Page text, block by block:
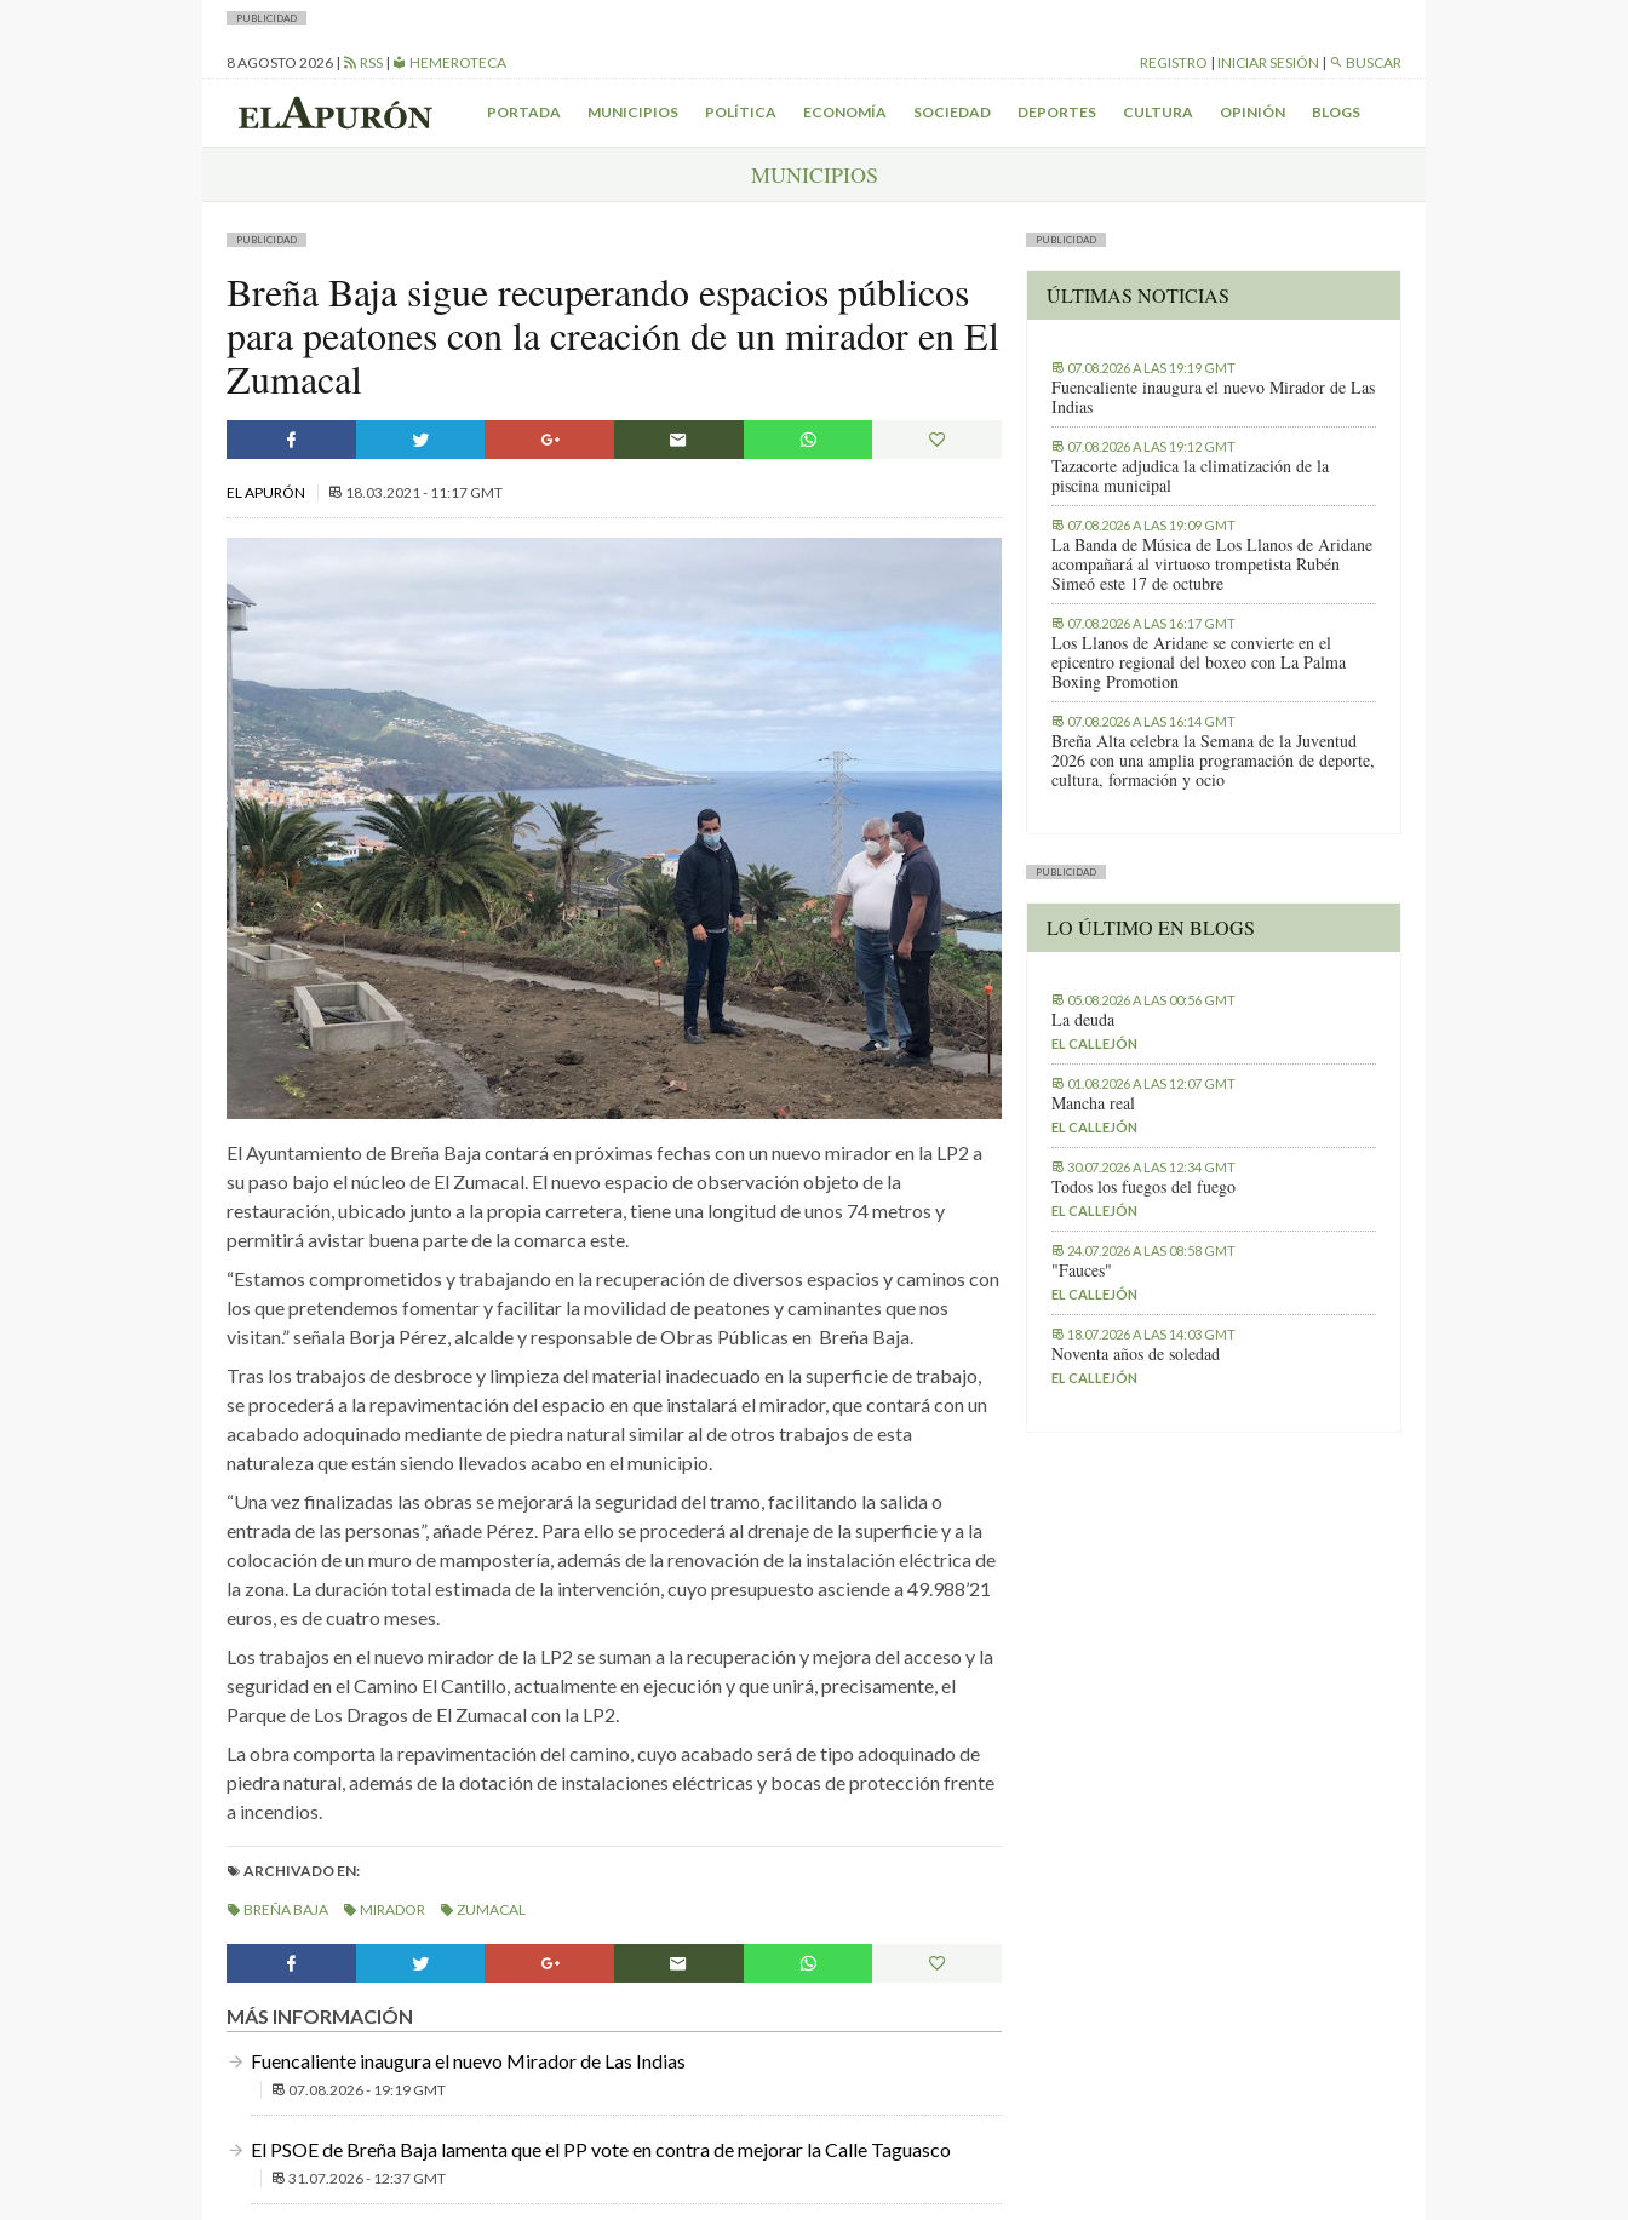
PUBLICIDAD
8 AGOSTO 2026 | RSS | HEMEROTECA REGISTRO | INICIAR SESIÓN | BUSCAR
PORTADA MUNICIPIOS POLÍTICA ECONOMÍA SOCIEDAD DEPORTES CULTURA OPINIÓN BLOGS
MUNICIPIOS
PUBLICIDAD
Breña Baja sigue recuperando espacios públicos
para peatones con la creación de un mirador en El
Zumacal
EL APURÓN 18.03.2021 - 11:17 GMT
El Ayuntamiento de Breña Baja contará en próximas fechas con un nuevo mirador en la LP2 a
su paso bajo el núcleo de El Zumacal. El nuevo espacio de observación objeto de la
restauración, ubicado junto a la propia carretera, tiene una longitud de unos 74 metros y
permitirá avistar buena parte de la comarca este.
“Estamos comprometidos y trabajando en la recuperación de diversos espacios y caminos con
los que pretendemos fomentar y facilitar la movilidad de peatones y caminantes que nos
visitan.” señala Borja Pérez, alcalde y responsable de Obras Públicas en Breña Baja.
Tras los trabajos de desbroce y limpieza del material inadecuado en la superficie de trabajo,
se procederá a la repavimentación del espacio en que instalará el mirador, que contará con un
acabado adoquinado mediante de piedra natural similar al de otros trabajos de esta
naturaleza que están siendo llevados acabo en el municipio.
“Una vez finalizadas las obras se mejorará la seguridad del tramo, facilitando la salida o
entrada de las personas”, añade Pérez. Para ello se procederá al drenaje de la superficie y a la
colocación de un muro de mampostería, además de la renovación de la instalación eléctrica de
la zona. La duración total estimada de la intervención, cuyo presupuesto asciende a 49.988’21
euros, es de cuatro meses.
Los trabajos en el nuevo mirador de la LP2 se suman a la recuperación y mejora del acceso y la
seguridad en el Camino El Cantillo, actualmente en ejecución y que unirá, precisamente, el
Parque de Los Dragos de El Zumacal con la LP2.
La obra comporta la repavimentación del camino, cuyo acabado será de tipo adoquinado de
piedra natural, además de la dotación de instalaciones eléctricas y bocas de protección frente
a incendios.
ARCHIVADO EN:
BREÑA BAJA MIRADOR ZUMACAL
MÁS INFORMACIÓN
Fuencaliente inaugura el nuevo Mirador de Las Indias
07.08.2026 - 19:19 GMT
El PSOE de Breña Baja lamenta que el PP vote en contra de mejorar la Calle Taguasco
31.07.2026 - 12:37 GMT
PUBLICIDAD
ÚLTIMAS NOTICIAS
07.08.2026 A LAS 19:19 GMT
Fuencaliente inaugura el nuevo Mirador de Las
Indias
07.08.2026 A LAS 19:12 GMT
Tazacorte adjudica la climatización de la
piscina municipal
07.08.2026 A LAS 19:09 GMT
La Banda de Música de Los Llanos de Aridane
acompañará al virtuoso trompetista Rubén
Simeó este 17 de octubre
07.08.2026 A LAS 16:17 GMT
Los Llanos de Aridane se convierte en el
epicentro regional del boxeo con La Palma
Boxing Promotion
07.08.2026 A LAS 16:14 GMT
Breña Alta celebra la Semana de la Juventud
2026 con una amplia programación de deporte,
cultura, formación y ocio
PUBLICIDAD
LO ÚLTIMO EN BLOGS
05.08.2026 A LAS 00:56 GMT
La deuda
EL CALLEJÓN
01.08.2026 A LAS 12:07 GMT
Mancha real
EL CALLEJÓN
30.07.2026 A LAS 12:34 GMT
Todos los fuegos del fuego
EL CALLEJÓN
24.07.2026 A LAS 08:58 GMT
"Fauces"
EL CALLEJÓN
18.07.2026 A LAS 14:03 GMT
Noventa años de soledad
EL CALLEJÓN